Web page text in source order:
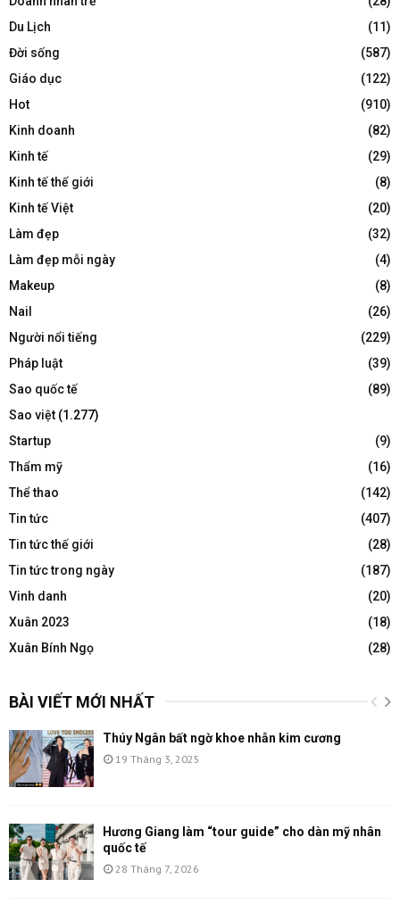
Du Lịch
(11)
Đời sống
(587)
Giáo dục
(122)
Hot
(910)
Kinh doanh
(82)
Kinh tế
(29)
Kinh tế thế giới
(8)
Kinh tế Việt
(20)
Làm đẹp
(32)
Làm đẹp mỗi ngày
(4)
Makeup
(8)
Nail
(26)
Người nổi tiếng
(229)
Pháp luật
(39)
Sao quốc tế
(89)
Sao việt (1.277)
Startup
(9)
Thẩm mỹ
(16)
Thể thao
(142)
Tin tức
(407)
Tin tức thế giới
(28)
Tin tức trong ngày
(187)
Vinh danh
(20)
Xuân 2023
(18)
Xuân Bính Ngọ
(28)
BÀI VIẾT MỚI NHẤT
Thúy Ngân bất ngờ khoe nhẫn kim cương
19 Tháng 3, 2025
Hương Giang làm “tour guide” cho dàn mỹ nhân
quốc tế
28 Tháng 7, 2026